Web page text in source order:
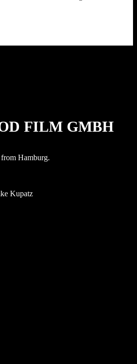
FILM GMBH
Hamburg.
Kupatz